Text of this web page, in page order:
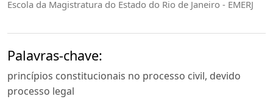
Escola da Magistratura do Estado do Rio de Janeiro - EMERJ
Palavras-chave:
princípios constitucionais no processo civil, devido
processo legal